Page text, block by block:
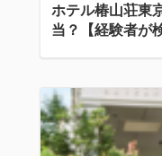
ホテル椿山荘東
当？【経験者が